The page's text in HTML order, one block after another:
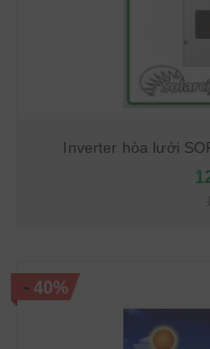
Inverter hòa lưới
-40%